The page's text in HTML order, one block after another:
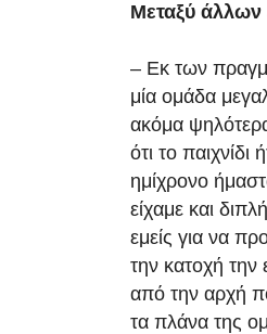
Μεταξύ άλλων
– Εκ των
μία ομάδα
ακόμα
ότι το
ημίχρονο
είχαμε και
εμείς για να
την κατοχή την
από την αρχή
τα πλάνα της